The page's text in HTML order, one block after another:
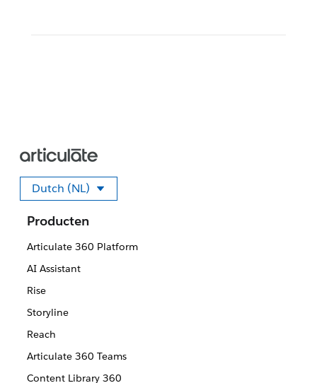
Dutch (NL)
Selecteer uw taal.
Producten
Articulate 360 Platform
AI Assistant
Rise
Storyline
Reach
Articulate 360 Teams
Content Library 360